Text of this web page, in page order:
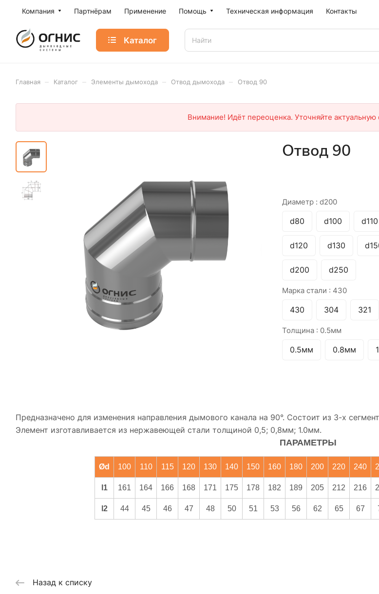
Компания Партнёрам Применение Помощь Техническая информация Контакты
Каталог
Главная Каталог Элементы дымохода Отвод дымохода Отвод 90
Внимание! Идёт переоценка. Уточняйте
Отвод 90
Диаметр : d200
d80 d100 d110
d120 d130
d200 d250
Марка стали : 430
430 304 321
Толщина : 0.5мм
0.5мм 0.8мм
Предназначено для изменения направления дымового канала на 90°. Состоит из 3-х
Элемент изготавливается из нержавеющей стали толщиной 0,5; 0,8мм; 1.0мм.
ПАРАМЕТРЫ
Ød 100 110 115 120 130 140 150 160 180 200 220 240
l1 161 164 166 168 171 175 178 182 189 205 212 216
l2 44 45 46 47 48 50 51 53 56 62 65 67
Назад к списку